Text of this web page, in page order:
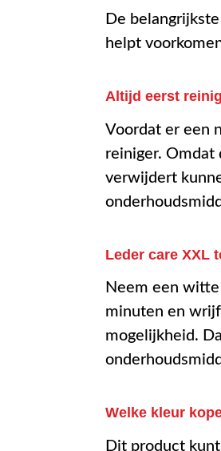
De
helpt
Altijd eerst
Voordat er een
reiniger. Omdat
verwijdert
Leder care XXL
Neem een
minuten en
mogelijkheid.
Welke kleur
Dit product